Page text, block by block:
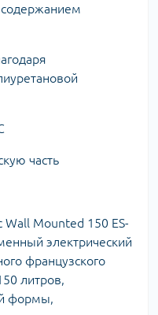
содержанием
часть
Mounted 150 ES-
электрический
французского
литров,
формы,